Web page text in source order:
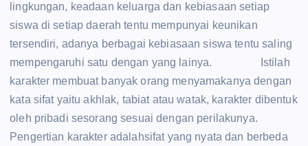
lingkungan, keadaan keluarga dan kebiasaan setiap
siswa di setiap daerah tentu mempunyai keunikan
tersendiri, adanya berbagai kebiasaan siswa tentu saling
mempengaruhi satu dengan yang lainya. Istilah
karakter membuat banyak orang menyamakanya dengan
kata sifat yaitu akhlak, tabiat atau watak, karakter dibentuk
oleh pribadi sesorang sesuai dengan perilakunya.
Pengertian karakter adalahsifat yang nyata dan berbeda